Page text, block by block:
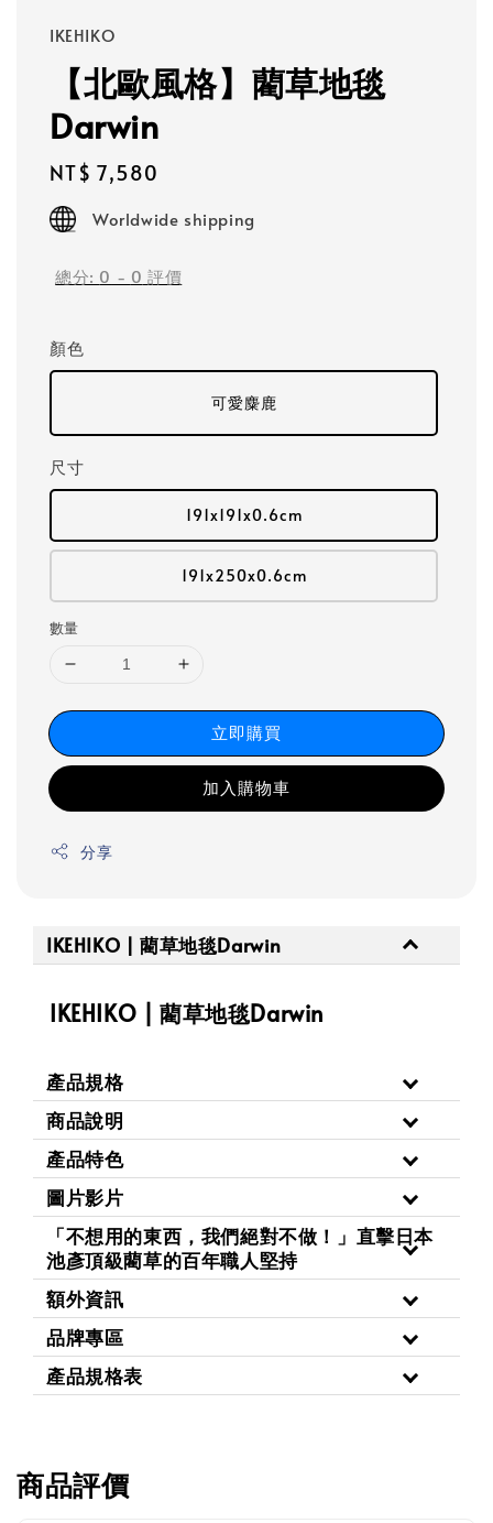
IKEHIKO
【北歐風格】藺草地毯
Darwin
Regular
price
NT$ 7,580
Worldwide shipping
總分: 0 - 0 評價
顏色
可愛麋鹿
尺寸
191x191x0.6cm
191x250x0.6cm
數量
立即購買
加入購物車
分享
IKEHIKO | 藺草地毯Darwin
IKEHIKO | 藺草地毯Darwin
產品規格
商品說明
產品特色
圖片影片
「不想用的東西，我們絕對不做！」直擊日本
池彥頂級藺草的百年職人堅持
額外資訊
品牌專區
產品規格表
商品評價